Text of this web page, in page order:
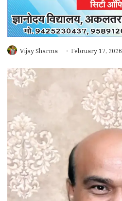
Vijay Sharma February 17, 2026